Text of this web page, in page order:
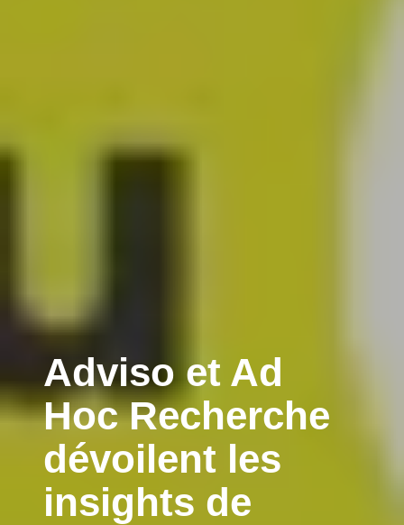
Adviso et Ad
Hoc Recherche
dévoilent les
insights de